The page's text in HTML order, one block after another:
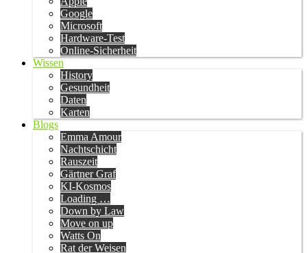
Google
Microsoft
Hardware-Test
Online-Sicherheit
Wissen
History
Gesundheit
Daten
Karten
Blogs
Emma Amour
Nachtschicht
Rauszeit
Gärtner Graf
KI-Kosmos
Loading …
Down by Law
Move on up
Watts On
Rat der Weisen